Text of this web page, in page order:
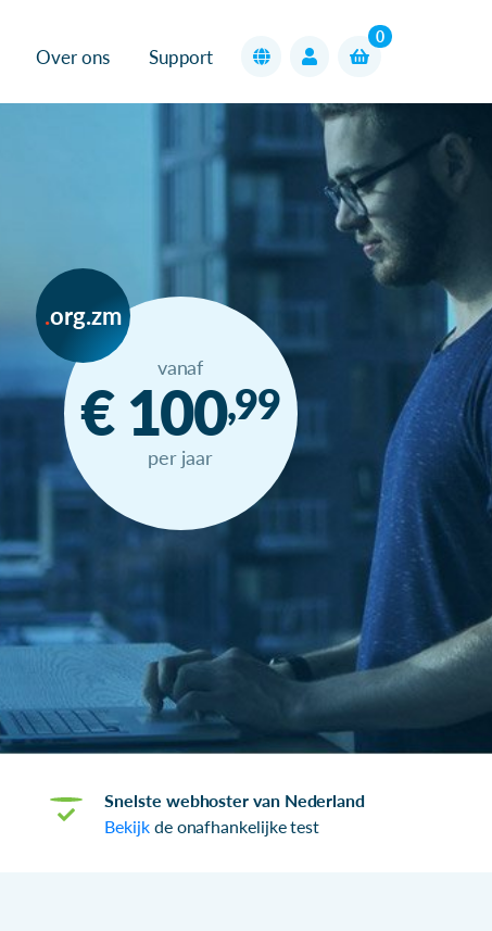
Over ons Support
0
org.zm
vanaf
€ 100,99
per jaar
Snelste webhoster van Nederland
Bekijkde onafhankelijke test